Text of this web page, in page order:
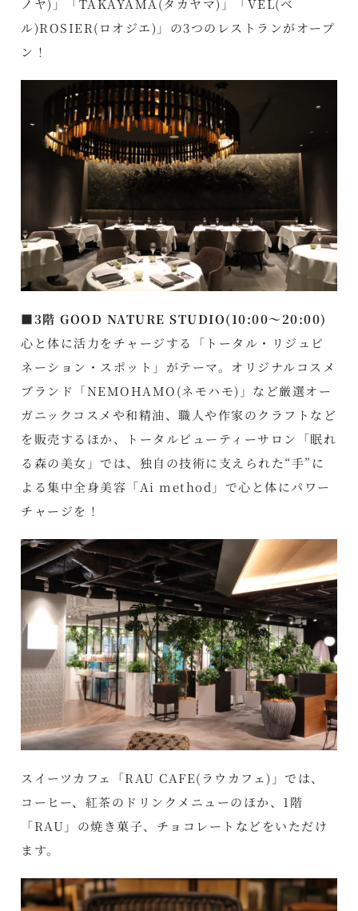
ノヤ)」「TAKAYAMA(タカヤマ)」「VEL(ベ
ル)ROSIER(ロオジエ)」の3つのレストランがオープ
ン！
■3階 GOOD NATURE STUDIO(10:00～20:00)
心と体に活力をチャージする「トータル・リジュビ
ネーション・スポット」がテーマ。オリジナルコスメ
ブランド「NEMOHAMO(ネモハモ)」など厳選オー
ガニックコスメや和精油、職人や作家のクラフトなど
を販売するほか、トータルビューティーサロン「眠れ
る森の美女」では、独自の技術に支えられた“手”に
よる集中全身美容「Ai method」で心と体にパワー
チャージを！
スイーツカフェ「RAU CAFE(ラウカフェ)」では、
コーヒー、紅茶のドリンクメニューのほか、1階
「RAU」の焼き菓子、チョコレートなどをいただけ
ます。